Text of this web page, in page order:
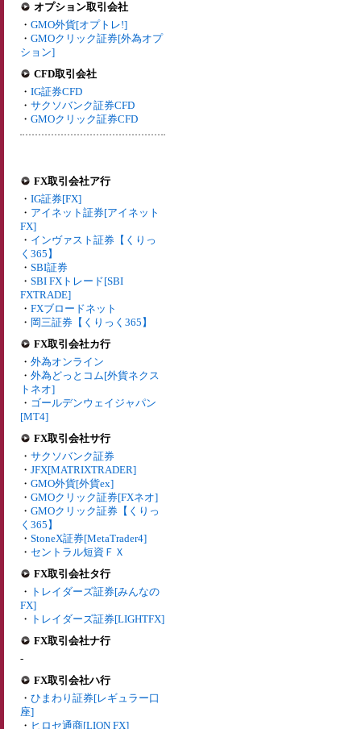
オプション取引会社
・ GMO外貨[オプトレ!]
・ GMOクリック証券[外為オプ
ション]
CFD取引会社
・ IG証券CFD
・ サクソバンク証券CFD
・ GMOクリック証券CFD
FX取引会社ア行
・ IG証券[FX]
・ アイネット証券[アイネット
FX]
・ インヴァスト証券【くりっ
く365】
・ SBI証券
・ SBI FXトレード[SBI
FXTRADE]
・ FXブロードネット
・ 岡三証券【くりっく365】
FX取引会社カ行
・ 外為オンライン
・ 外為どっとコム[外貨ネクス
トネオ]
・ ゴールデンウェイジャパン
[MT4]
FX取引会社サ行
・ サクソバンク証券
・ JFX[MATRIXTRADER]
・ GMO外貨[外貨ex]
・ GMOクリック証券[FXネオ]
・ GMOクリック証券【くりっ
く365】
・ StoneX証券[MetaTrader4]
・ セントラル短資ＦＸ
FX取引会社タ行
・ トレイダーズ証券[みんなの
FX]
・ トレイダーズ証券[LIGHTFX]
FX取引会社ナ行
-
FX取引会社ハ行
・ ひまわり証券[レギュラー口
座]
・ ヒロセ通商[LION FX]